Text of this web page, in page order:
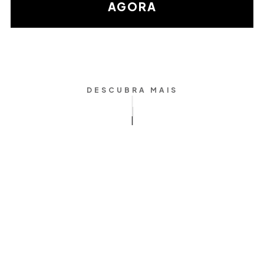
AGORA
DESCUBRA MAIS